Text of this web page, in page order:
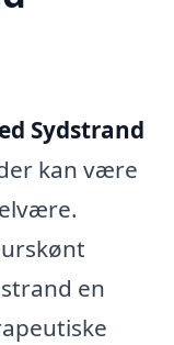
Sydstrand
kan være
en